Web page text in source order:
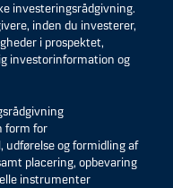
investeringsrådgivning.
inden du investerer,
i prospektet,
investorinformation og
form for
udførelse og formidling af
placering, opbevaring
instrumenter